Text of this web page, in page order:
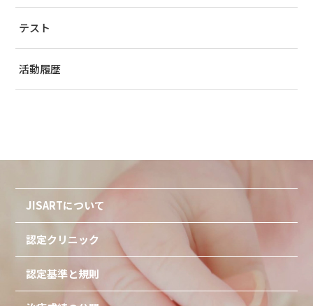
テスト
活動履歴
JISARTについて
認定クリニック
認定基準と規則